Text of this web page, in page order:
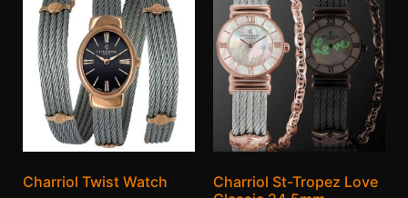
Charriol Twist Watch
Charriol St-Tropez Love